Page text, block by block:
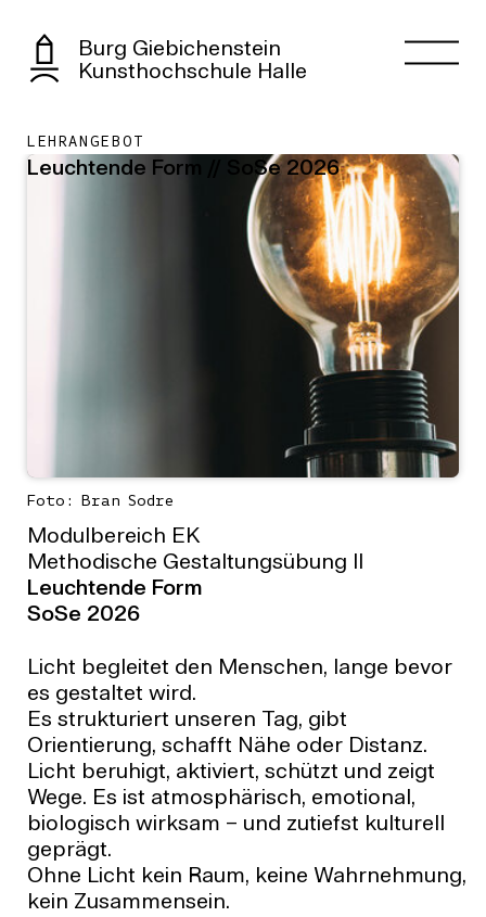
Burg Giebichenstein
Kunsthochschule Halle
LEHRANGEBOT
Leuchtende Form // SoSe 2026
Foto: Bran Sodre
Modulbereich EK
Methodische Gestaltungsübung II
Leuchtende Form
SoSe 2026
Licht begleitet den Menschen, lange bevor
es gestaltet wird.
Es strukturiert unseren Tag, gibt
Orientierung, schafft Nähe oder Distanz.
Licht beruhigt, aktiviert, schützt und zeigt
Wege. Es ist atmosphärisch, emotional,
biologisch wirksam – und zutiefst kulturell
geprägt.
Ohne Licht kein Raum, keine Wahrnehmung,
kein Zusammensein.